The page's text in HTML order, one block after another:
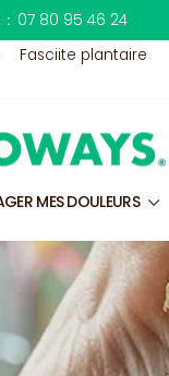
Diaporama
Pause
: 07 80 95 46 24
Fasciite plantaire
MES DOULEURS